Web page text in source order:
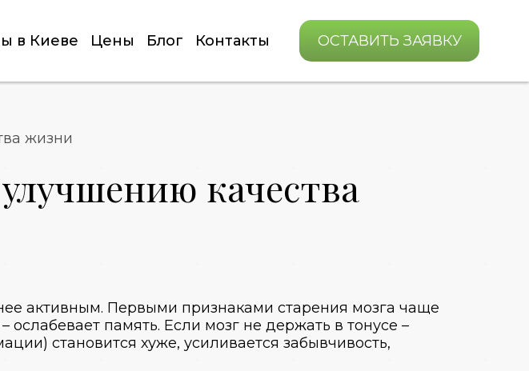
в Киеве Цены Блог Контакты ОСТАВИТЬ ЗАЯВКУ
жизни
качества
активным. Первыми признаками старения мозга чаще
память. Если мозг не держать в тонусе –
становится хуже, усиливается забывчивость,